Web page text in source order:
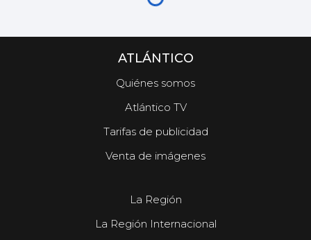
ATLÁNTICO
Quiénes somos
Atlántico TV
Tarifas de publicidad
Venta de imágenes
La Región
La Región Internacional